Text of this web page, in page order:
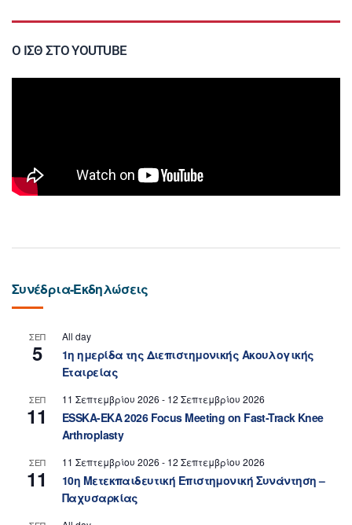
Ο ΙΣΘ ΣΤΟ YOUTUBE
Συνέδρια-Εκδηλώσεις
ΣΕΠ
5
All day
1η ημερίδα της Διεπιστημονικής Ακουλογικής
Εταιρείας
ΣΕΠ
11
11 Σεπτεμβρίου 2026 - 12 Σεπτεμβρίου 2026
ESSKA-EKA 2026 Focus Meeting on Fast-Track Knee
Arthroplasty
ΣΕΠ
11
11 Σεπτεμβρίου 2026 - 12 Σεπτεμβρίου 2026
10η Μετεκπαιδευτική Επιστημονική Συνάντηση –
Παχυσαρκίας